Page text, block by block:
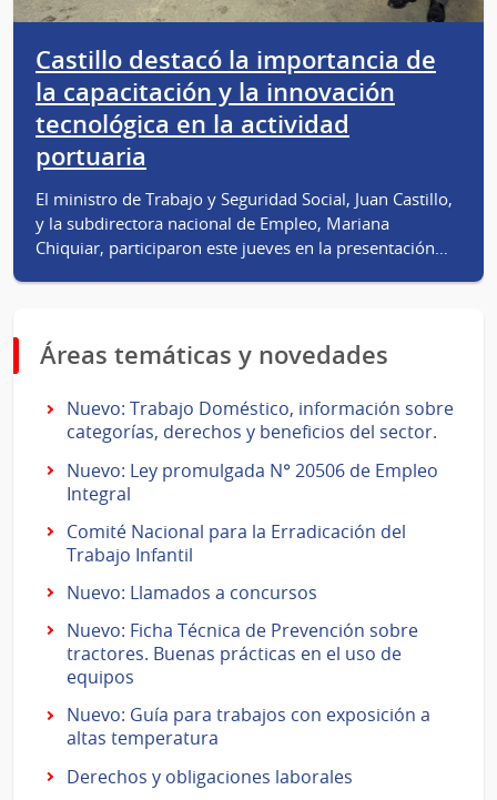
Castillo destacó la importancia de
la capacitación y la innovación
tecnológica en la actividad
portuaria
El ministro de Trabajo y Seguridad Social, Juan Castillo,
y la subdirectora nacional de Empleo, Mariana
Chiquiar, participaron este jueves en la presentación…
Áreas temáticas y novedades
Nuevo: Trabajo Doméstico, información sobre
categorías, derechos y beneficios del sector.
Nuevo: Ley promulgada N° 20506 de Empleo
Integral
Comité Nacional para la Erradicación del
Trabajo Infantil
Nuevo: Llamados a concursos
Nuevo: Ficha Técnica de Prevención sobre
tractores. Buenas prácticas en el uso de
equipos
Nuevo: Guía para trabajos con exposición a
altas temperatura
Derechos y obligaciones laborales